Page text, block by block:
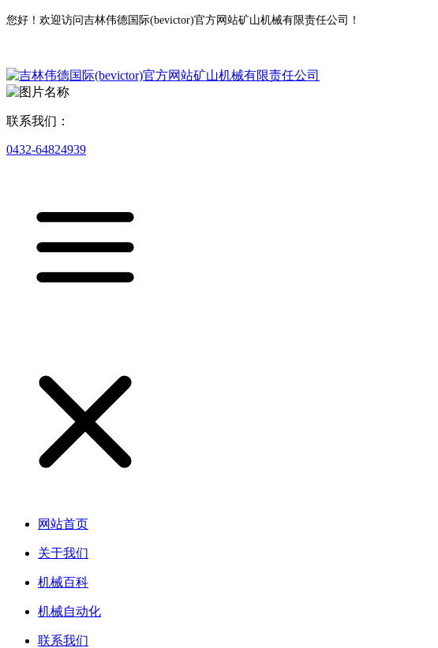
您好！欢迎访问吉林伟德国际(bevictor)官方网站矿山机械有限责任公司！
联系我们：
0432-64824939
网站首页
关于我们
机械百科
机械自动化
联系我们